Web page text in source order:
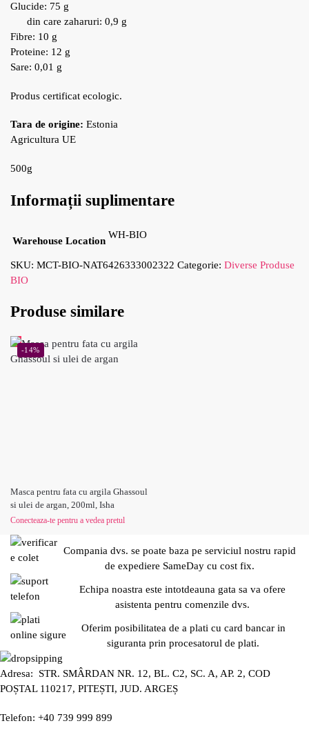
Glucide: 75 g
din care zaharuri: 0,9 g
Fibre: 10 g
Proteine: 12 g
Sare: 0,01 g
Produs certificat ecologic.
Tara de origine: Estonia
Agricultura UE
500g
Informații suplimentare
Warehouse Location
WH-BIO
SKU: MCT-BIO-NAT6426333002322 Categorie: Diverse Produse
BIO
Produse similare
-14%
Masca pentru fata cu argila Ghassoul
si ulei de argan, 200ml, Isha
Conecteaza-te pentru a vedea pretul
Compania dvs. se poate baza pe serviciul nostru rapid
de expediere SameDay cu cost fix.
Echipa noastra este intotdeauna gata sa va ofere
asistenta pentru comenzile dvs.
Oferim posibilitatea de a plati cu card bancar in
siguranta prin procesatorul de plati.
Adresa: STR. SMÂRDAN NR. 12, BL. C2, SC. A, AP. 2, COD
POȘTAL 110217, PITEȘTI, JUD. ARGEȘ
Telefon: +40 739 999 899